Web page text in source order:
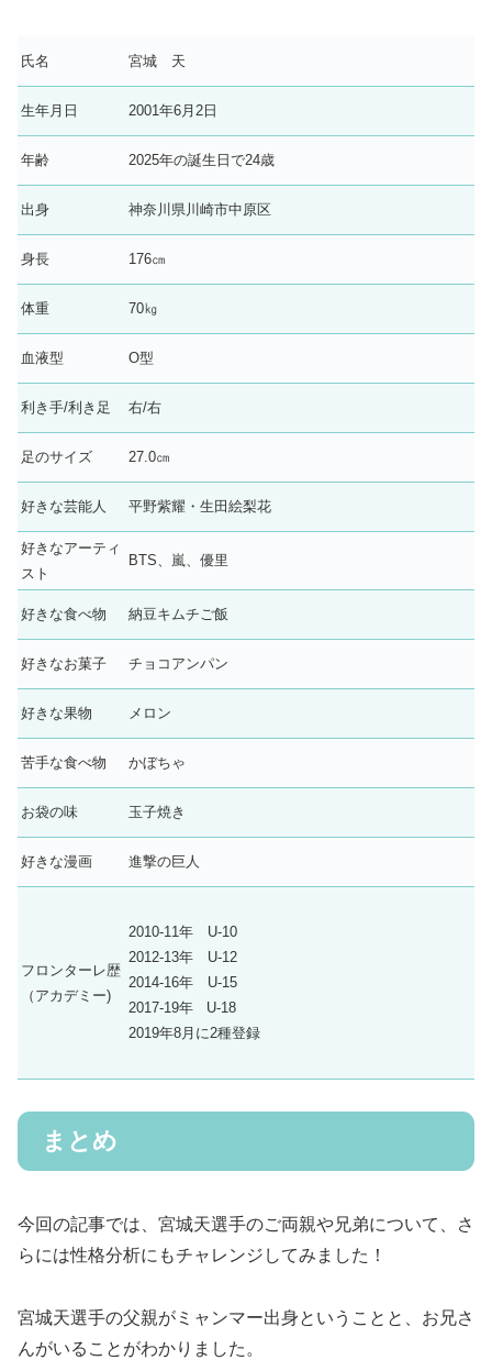
氏名 宮城 天
生年月日 2001年6月2日
年齢 2025年の誕生日で24歳
出身 神奈川県川崎市中原区
身長 176㎝
体重 70㎏
血液型 O型
利き手/利き足 右/右
足のサイズ 27.0㎝
好きな芸能人 平野紫耀・生田絵梨花
好きなアーティ
スト
BTS、嵐、優里
好きな食べ物 納豆キムチご飯
好きなお菓子 チョコアンパン
好きな果物 メロン
苦手な食べ物 かぼちゃ
お袋の味 玉子焼き
好きな漫画 進撃の巨人
フロンターレ歴
（アカデミー)
2010-11年 U-10
2012-13年 U-12
2014-16年 U-15
2017-19年 U-18
2019年8月に2種登録
まとめ
今回の記事では、宮城天選手のご両親や兄弟について、さ
らには性格分析にもチャレンジしてみました！
宮城天選手の父親がミャンマー出身ということと、お兄さ
んがいることがわかりました。